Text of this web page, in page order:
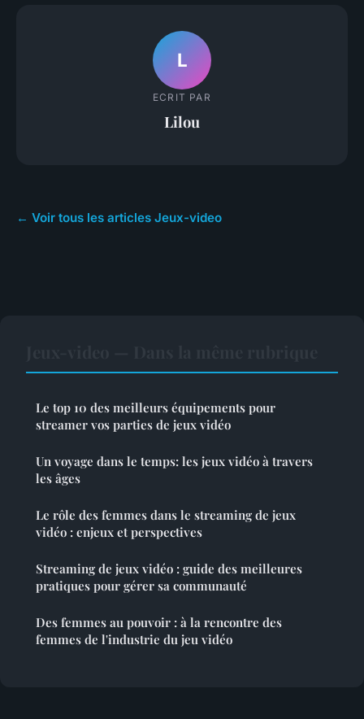
L
ECRIT PAR
Lilou
← Voir tous les articles Jeux-video
Le top 10 des meilleurs équipements pour
streamer vos parties de jeux vidéo
Un voyage dans le temps: les jeux vidéo à travers
les âges
Le rôle des femmes dans le streaming de jeux
vidéo : enjeux et perspectives
Streaming de jeux vidéo : guide des meilleures
pratiques pour gérer sa communauté
Des femmes au pouvoir : à la rencontre des
femmes de l'industrie du jeu vidéo